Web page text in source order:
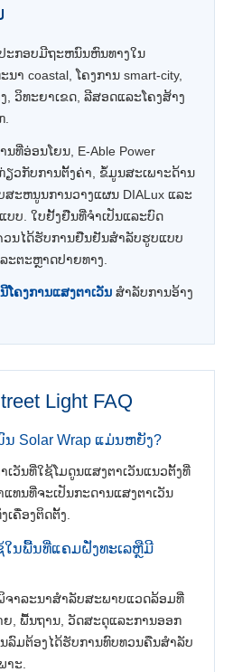
ະກອບມີຖະຫນົນຫົນທາງໃນ
າ coastal, ໂຄງການ smart-city,
, ວິທະຍາເຂດ, ລີສອດແລະໂຄງສ້າງ
ນທີ່ອ່ອນໂຍນ, E-Able Power
ວກັບການຕັ້ງຄ່າ, ຂໍ້ມູນສະເພາະດ້ານ
ະຫນູນການວາງແຜນ DIALux ແລະ
ບບ. ໃບຢັ້ງຢືນທີ່ຈໍາເປັນແລະບົດ
ນໄດ້ຮັບການຢືນຢັນສໍາລັບຮູບແບບ
ຕະຫຼາດປາຍທາງ.
ໂຄງການແສງຕາເວັນ ສໍາລັບການອ້າງ
Light FAQ
Solar Wrap ແມ່ນຫຍັງ?
ເວັນທີ່ໃຊ້ໂມດູນແສງຕາເວັນແນວຕັ້ງທີ່
ທນທີ່ຈະເປັນກະດານແສງຕາເວັນ
ຄື່ອງຕິດຕັ້ງ.
ນພື້ນທີ່ແຄມຝັ່ງທະເລຫຼືມີ
ຈາລະນາສໍາລັບສະພາບແວດລ້ອມທີ່
ຍ, ພື້ນຖານ, ວັດສະດຸແລະການອອກ
ລົມຕ້ອງໄດ້ຮັບການທົບທວນຄືນສໍາລັບ
າະ.